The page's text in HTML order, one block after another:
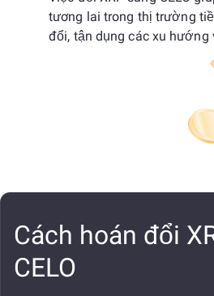
tương lai trong thị trường
đổi, tận dụng các xu
Cách hoán đổi
CELO